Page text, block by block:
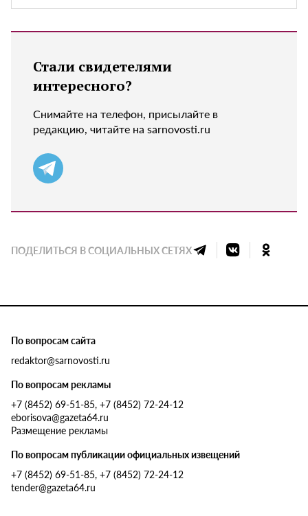
Стали свидетелями
интересного?
Снимайте на телефон, присылайте в
редакцию, читайте на sarnovosti.ru
ПОДЕЛИТЬСЯ В СОЦИАЛЬНЫХ СЕТЯХ
По вопросам сайта
redaktor@sarnovosti.ru
По вопросам рекламы
+7 (8452) 69-51-85, +7 (8452) 72-24-12
eborisova@gazeta64.ru
Размещение рекламы
По вопросам публикации официальных извещений
+7 (8452) 69-51-85, +7 (8452) 72-24-12
tender@gazeta64.ru